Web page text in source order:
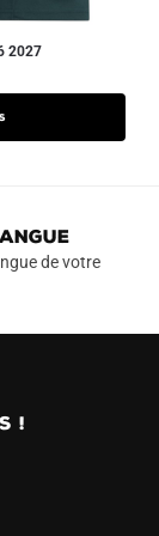
2027
de votre
!